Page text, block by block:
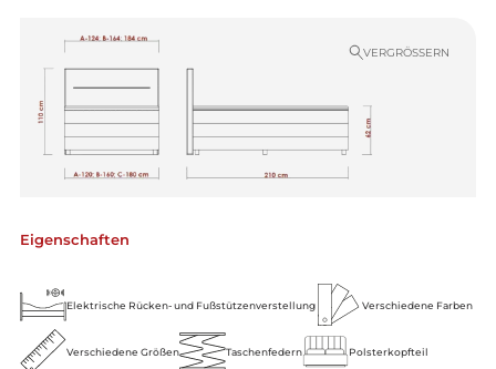
VERGRÖSSERN
Eigenschaften
Elektrische Rücken- und Fußstützenverstellung Verschiedene Farben
Verschiedene Größen Taschenfedern Polsterkopfteil